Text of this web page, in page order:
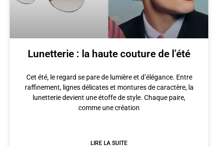
Lunetterie : la haute couture de l’été
Cet été, le regard se pare de lumière et d’élégance. Entre
raffinement, lignes délicates et montures de caractère, la
lunetterie devient une étoffe de style. Chaque paire,
comme une création
LIRE LA SUITE